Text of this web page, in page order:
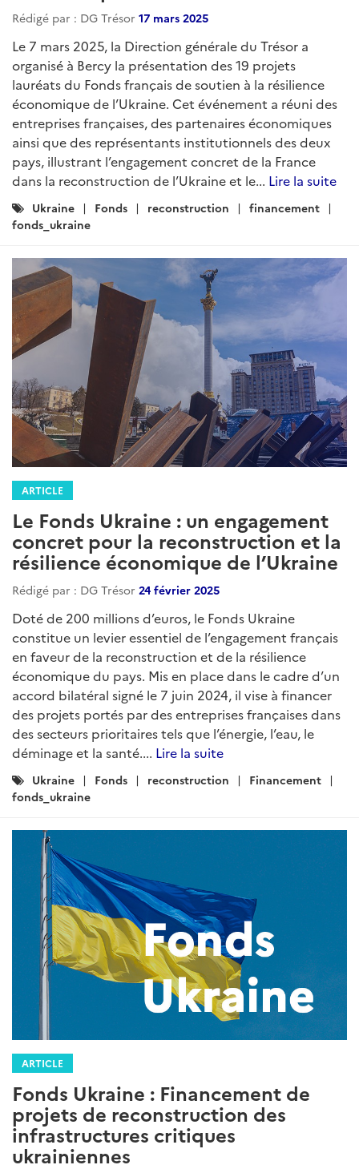
Rédigé par : DG Trésor 17 mars 2025
Le 7 mars 2025, la Direction générale du Trésor a
organisé à Bercy la présentation des 19 projets
lauréats du Fonds français de soutien à la résilience
économique de l’Ukraine. Cet événement a réuni des
entreprises françaises, des partenaires économiques
ainsi que des représentants institutionnels des deux
pays, illustrant l’engagement concret de la France
dans la reconstruction de l’Ukraine et le... Lire la suite
Catégories
:
Ukraine Fonds reconstruction
financement
fonds_ukraine
ARTICLE
Le Fonds Ukraine : un engagement
concret pour la reconstruction et la
résilience économique de l’Ukraine
Rédigé par : DG Trésor 24 février 2025
Doté de 200 millions d’euros, le Fonds Ukraine
constitue un levier essentiel de l’engagement français
en faveur de la reconstruction et de la résilience
économique du pays. Mis en place dans le cadre d’un
accord bilatéral signé le 7 juin 2024, il vise à financer
des projets portés par des entreprises françaises dans
des secteurs prioritaires tels que l’énergie, l’eau, le
déminage et la santé.... Lire la suite
Catégories
:
Ukraine Fonds reconstruction
Financement
fonds_ukraine
ARTICLE
Fonds Ukraine : Financement de
projets de reconstruction des
infrastructures critiques
ukrainiennes